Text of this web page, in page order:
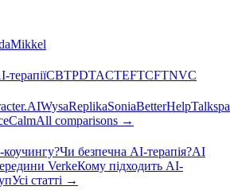
Mikkel
терапіїCBTPDTACTEFTCFTNVC
WysaReplikaSoniaBetterHelp
CalmAll comparisons →
Чи безпечна AI-терапія?AI
VerkeКому підходить AI-
Усі статті →